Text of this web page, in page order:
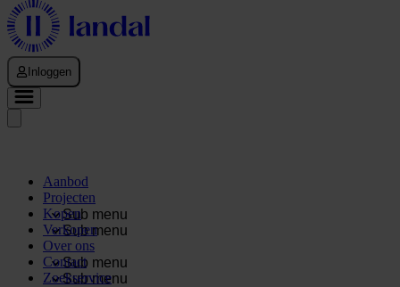
Inloggen
Aanbod
Projecten
Sub menu
Kopen
Sub menu
Verkopen
Over ons
Sub menu
Contact
Sub menu
Zoekservice